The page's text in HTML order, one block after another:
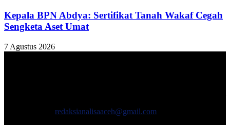
Kepala BPN Abdya: Sertifikat Tanah Wakaf Cegah
Sengketa Aset Umat
7 Agustus 2026
redaksianalisaaceh@gmail.com